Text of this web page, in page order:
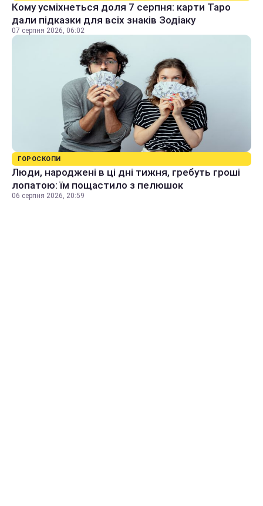
Кому усміхнеться доля 7 серпня: карти Таро
дали підказки для всіх знаків Зодіаку
07 серпня 2026, 06:02
ГОРОСКОПИ
Люди, народжені в ці дні тижня, гребуть гроші
лопатою: їм пощастило з пелюшок
06 серпня 2026, 20:59